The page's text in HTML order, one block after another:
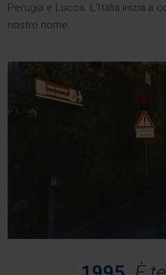
Perugia e Lucca. L'Italia inizia a
nostro nome.